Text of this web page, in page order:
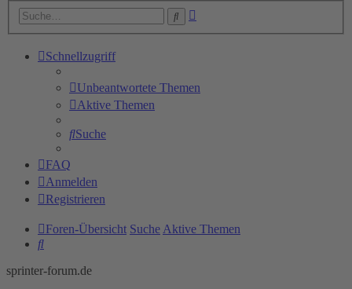
Suche
Schnellzugriff
Unbeantwortete Themen
Aktive Themen
Suche
FAQ
Anmelden
Registrieren
Foren-Übersicht Suche Aktive Themen
Suche
sprinter-forum.de